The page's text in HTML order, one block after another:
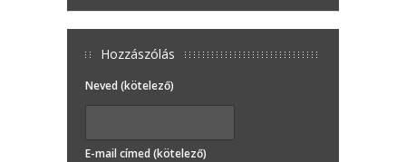
Hozzászólás
Neved (kötelező)
E-mail címed (kötelező)